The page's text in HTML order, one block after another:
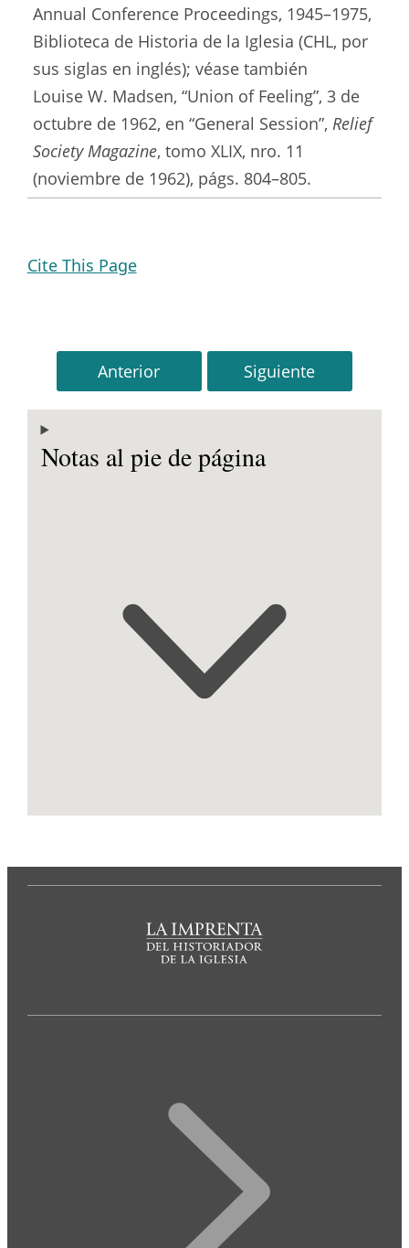
Annual Conference Proceedings, 1945–1975,
Biblioteca de Historia de la Iglesia (CHL, por
sus siglas en inglés); véase también
Louise W. Madsen, “Union of Feeling”, 3 de
octubre de 1962, en “General Session”,Relief
Society Magazine, tomo XLIX, nro. 11
(noviembre de 1962), págs. 804–805.
Cite This Page
Anterior Siguiente
Notas al pie de página